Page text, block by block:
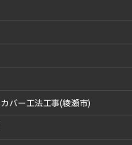
バー工法工事(綾瀬市)